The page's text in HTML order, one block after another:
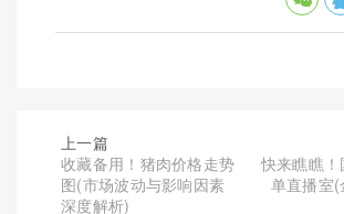
上一篇
收藏备用！猪肉价格走势
图(市场波动与影响因素
深度解析)
快来瞧瞧
单直播室